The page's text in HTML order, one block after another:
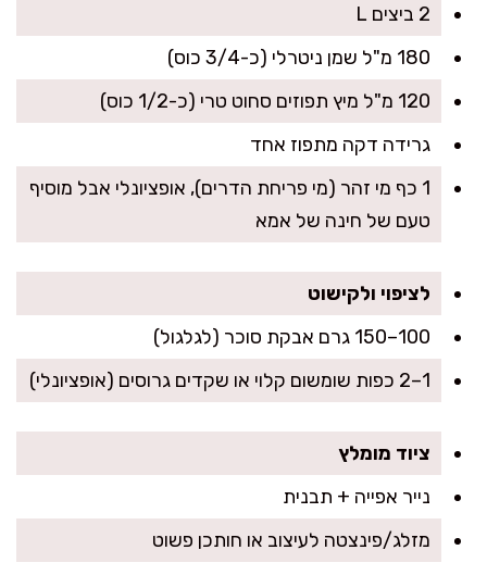
2 ביצים L
180 מ"ל שמן ניטרלי (כ-3/4 כוס)
120 מ"ל מיץ תפוזים סחוט טרי (כ-1/2 כוס)
גרידה דקה מתפוז אחד
1 כף מי זהר (מי פריחת הדרים), אופציונלי אבל מוסיף
טעם של חינה של אמא
לציפוי ולקישוט
100–150 גרם אבקת סוכר (לגלגול)
1–2 כפות שומשום קלוי או שקדים גרוסים (אופציונלי)
ציוד מומלץ
נייר אפייה + תבנית
מזלג/פינצטה לעיצוב או חותכן פשוט